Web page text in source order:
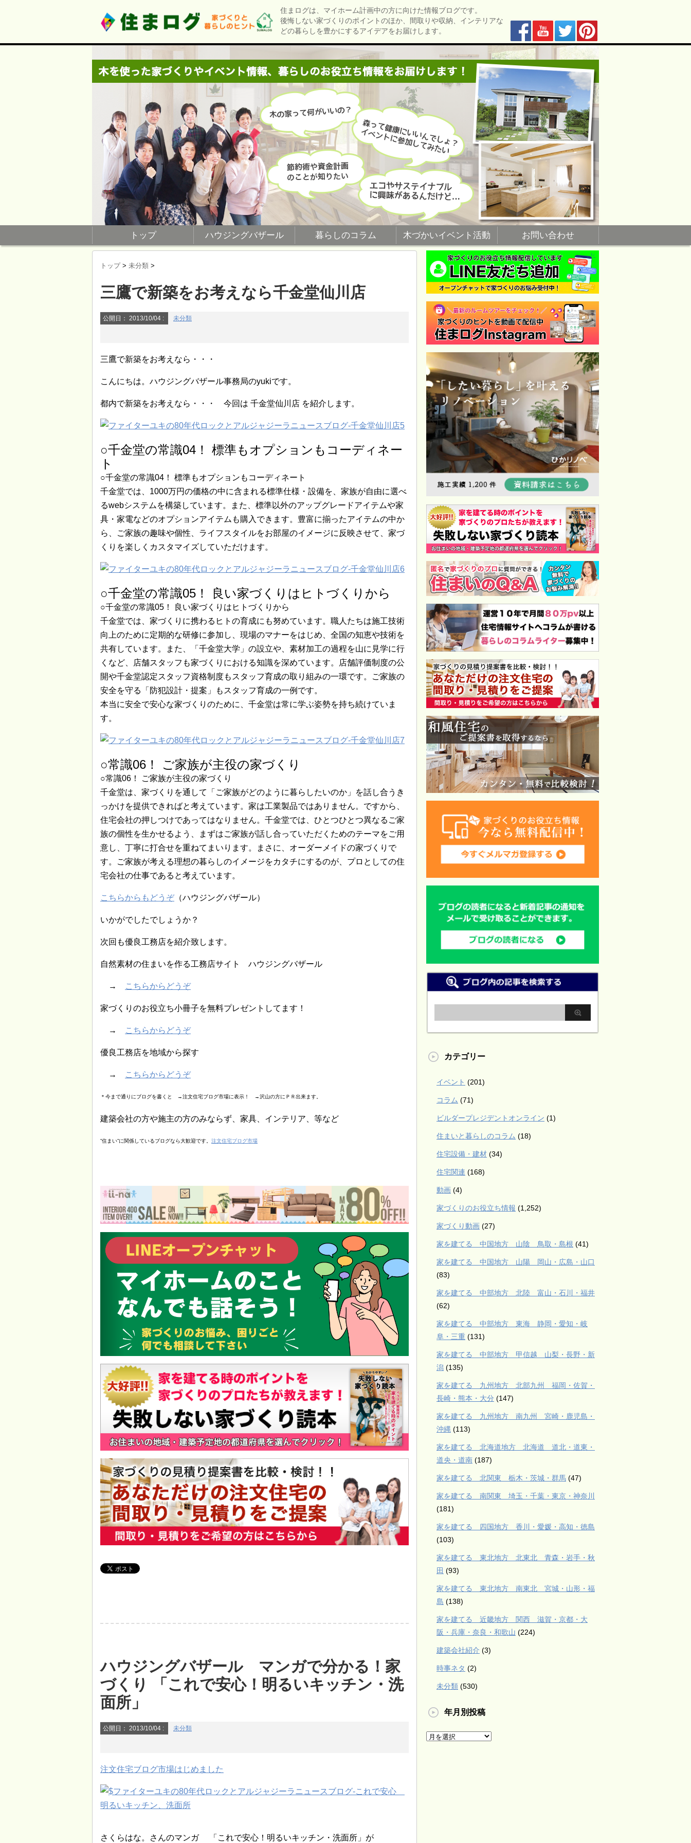
住まログは、マイホーム計画中の方に向けた情報ブログです。
後悔しない家づくりのポイントのほか、間取りや収納、インテリアな
どの暮らしを豊かにするアイデアをお届けします。
トップ ハウジングバザール 暮らしのコラム 木づかいイベント活動 お問い合わせ
トップ > 未分類 >
三鷹で新築をお考えなら千金堂仙川店
公開日： 2013/10/04 : 未分類
三鷹で新築をお考えなら・・・
こんにちは。ハウジングバザール事務局のyukiです。
都内で新築をお考えなら・・・ 今回は 千金堂仙川店 を紹介します。
○千金堂の常識04！ 標準もオプションもコーディネー
ト
○千金堂の常識04！ 標準もオプションもコーディネート
千金堂では、1000万円の価格の中に含まれる標準仕様・設備を、家族が自由に選べ
るwebシステムを構築しています。また、標準以外のアップグレードアイテムや家
具・家電などのオプションアイテムも購入できます。豊富に揃ったアイテムの中か
ら、ご家族の趣味や個性、ライフスタイルをお部屋のイメージに反映させて、家づ
くりを楽しくカスタマイズしていただけます。
○千金堂の常識05！ 良い家づくりはヒトづくりから
○千金堂の常識05！ 良い家づくりはヒトづくりから
千金堂では、家づくりに携わるヒトの育成にも努めています。職人たちは施工技術
向上のために定期的な研修に参加し、現場のマナーをはじめ、全国の知恵や技術を
共有しています。また、「千金堂大学」の設立や、素材加工の過程を山に見学に行
くなど、店舗スタッフも家づくりにおける知識を深めています。店舗評価制度の公
開や千金堂認定スタッフ資格制度もスタッフ育成の取り組みの一環です。ご家族の
安全を守る「防犯設計・提案」もスタッフ育成の一例です。
本当に安全で安心な家づくりのために、千金堂は常に学ぶ姿勢を持ち続けていま
す。
○常識06！ ご家族が主役の家づくり
○常識06！ ご家族が主役の家づくり
千金堂は、家づくりを通して「ご家族がどのように暮らしたいのか」を話し合うき
っかけを提供できればと考えています。家は工業製品ではありません。ですから、
住宅会社の押しつけであってはなりません。千金堂では、ひとつひとつ異なるご家
族の個性を生かせるよう、まずはご家族が話し合っていただくためのテーマをご用
意し、丁寧に打合せを重ねてまいります。まさに、オーダーメイドの家づくりで
す。ご家族が考える理想の暮らしのイメージをカタチにするのが、プロとしての住
宅会社の仕事であると考えています。
こちらからもどうぞ（ハウジングバザール）
いかがでしたでしょうか？
次回も優良工務店を紹介致します。
自然素材の住まいを作る工務店サイト ハウジングバザール
→ こちらからどうぞ
家づくりのお役立ち小冊子を無料プレゼントしてます！
→ こちらからどうぞ
優良工務店を地域から探す
→ こちらからどうぞ
＊今まで通りにブログを書くと →注文住宅ブログ市場に表示！ →沢山の方にＰＲ出来ます。
建築会社の方や施主の方のみならず、家具、インテリア、等など
”住まい”に関係しているブログなら大歓迎です。 注文住宅ブログ市場
ハウジングバザール マンガで分かる！家
づくり 「これで安心！明るいキッチン・洗
面所」
公開日： 2013/10/04 : 未分類
注文住宅ブログ市場はじめました
さくらはな。さんのマンガ 「これで安心！明るいキッチン・洗面所」が
カテゴリー
イベント (201)
コラム (71)
ビルダープレジデントオンライン (1)
住まいと暮らしのコラム (18)
住宅設備・建材 (34)
住宅関連 (168)
動画 (4)
家づくりのお役立ち情報 (1,252)
家づくり動画 (27)
家を建てる 中国地方 山陰 鳥取・島根 (41)
家を建てる 中国地方 山陽 岡山・広島・山口
(83)
家を建てる 中部地方 北陸 富山・石川・福井
(62)
家を建てる 中部地方 東海 静岡・愛知・岐
阜・三重 (131)
家を建てる 中部地方 甲信越 山梨・長野・新
潟 (135)
家を建てる 九州地方 北部九州 福岡・佐賀・
長崎・熊本・大分 (147)
家を建てる 九州地方 南九州 宮崎・鹿児島・
沖縄 (113)
家を建てる 北海道地方 北海道 道北・道東・
道央・道南 (187)
家を建てる 北関東 栃木・茨城・群馬 (47)
家を建てる 南関東 埼玉・千葉・東京・神奈川
(181)
家を建てる 四国地方 香川・愛媛・高知・徳島
(103)
家を建てる 東北地方 北東北 青森・岩手・秋
田 (93)
家を建てる 東北地方 南東北 宮城・山形・福
島 (138)
家を建てる 近畿地方 関西 滋賀・京都・大
阪・兵庫・奈良・和歌山 (224)
建築会社紹介 (3)
時事ネタ (2)
未分類 (530)
年月別投稿